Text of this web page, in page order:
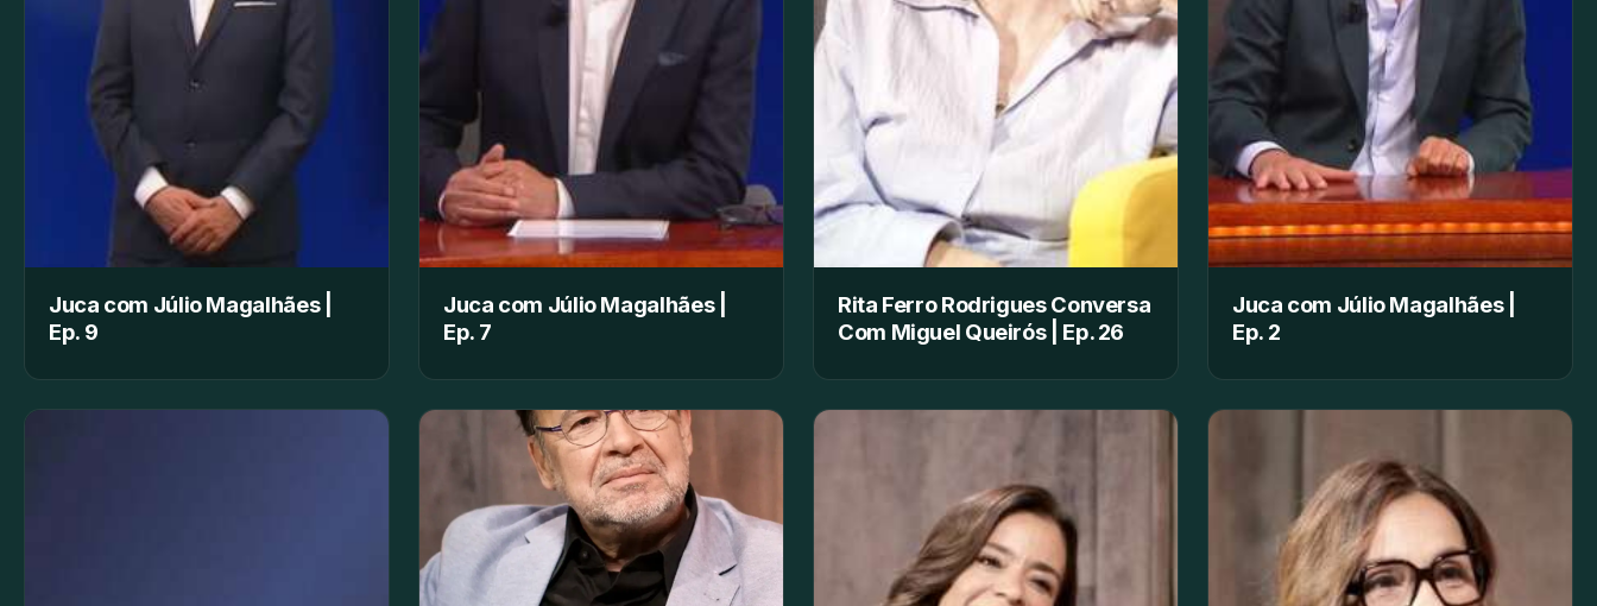
Juca com Júlio Magalhães |
Ep. 9
Juca com Júlio Magalhães |
Ep. 7
Rita Ferro Rodrigues Conversa
Com Miguel Queirós | Ep. 26
Juca com Júlio Magalhães |
Ep. 2